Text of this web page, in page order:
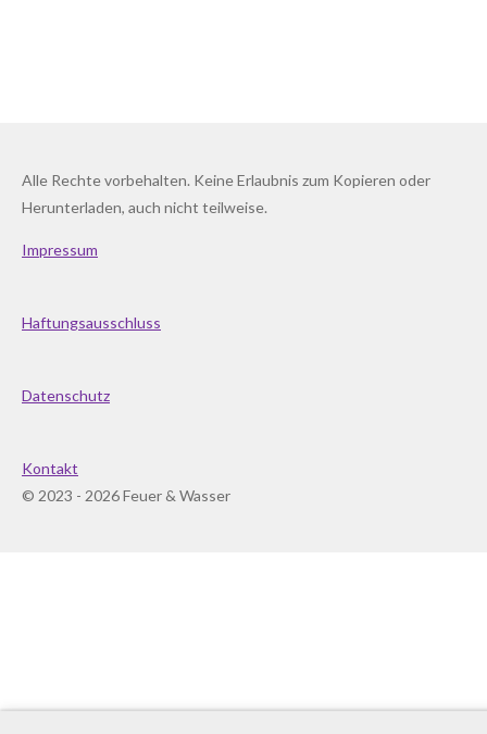
Alle Rechte vorbehalten. Keine Erlaubnis zum Kopieren oder
Herunterladen, auch nicht teilweise.
Impressum
Haftungsausschluss
Datenschutz
Kontakt
© 2023 - 2026 Feuer & Wasser